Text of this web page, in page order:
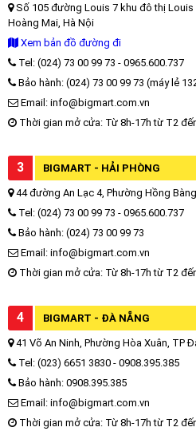
Số 105 đường Louis 7 khu đô thị Louis
Hoàng Mai, Hà Nội
Xem bản đồ đường đi
Tel: (024) 73 00 99 73 - 0965.600.737
Bảo hành: (024) 73 00 99 73 (máy lẻ
Email: info@bigmart.com.vn
Thời gian mở cửa: Từ 8h-17h từ T2
3 BIGMART - HẢI PHÒNG
44 đường An Lạc 4, Phường Hồng
Tel: (024) 73 00 99 73 - 0965.600.737
Bảo hành: (024) 73 00 99 73
Email: info@bigmart.com.vn
Thời gian mở cửa: Từ 8h-17h từ T2
4 BIGMART - ĐÀ NẴNG
41 Võ An Ninh, Phường Hòa Xuân, TP
Tel: (023) 6651 3830 - 0908.395.385
Bảo hành: 0908.395.385
Email: info@bigmart.com.vn
Thời gian mở cửa: Từ 8h-17h từ T2